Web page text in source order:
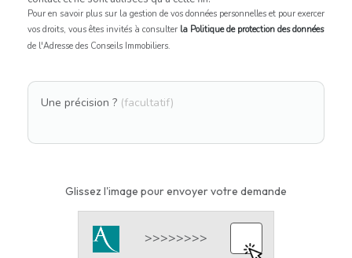
Pour en savoir plus sur la gestion de vos données personnelles et pour exercer
vos droits, vous êtes invités à consulter la Politique de protection des données
de l'Adresse des Conseils Immobiliers.
Une précision ? (facultatif)
Glissez l'image pour envoyer votre demande